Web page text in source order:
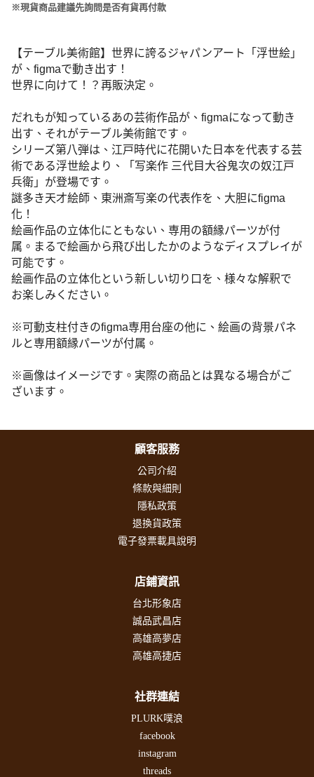
※現貨商品建議先詢問是否有貨再付款
【テーブル美術館】世界に誇るジャパンアート「浮世絵」
が、figmaで動き出す！
世界に向けて！？再販決定。
だれもが知っているあの芸術作品が、figmaになって動き
出す、それがテーブル美術館です。
シリーズ第八弾は、江戸時代に花開いた日本を代表する芸
術である浮世絵より、「写楽作 三代目大谷鬼次の奴江戸
兵衛」が登場です。
謎多き天才絵師、東洲斎写楽の代表作を、大胆にfigma
化！
絵画作品の立体化にともない、専用の額縁パーツが付
属。まるで絵画から飛び出したかのようなディスプレイが
可能です。
絵画作品の立体化という新しい切り口を、様々な解釈で
お楽しみください。
※可動支柱付きのfigma専用台座の他に、絵画の背景パネ
ルと専用額縁パーツが付属。
※画像はイメージです。実際の商品とは異なる場合がご
ざいます。
顧客服務
公司介紹
條款與細則
隱私政策
退換貨政策
電子發票載具說明
店鋪資訊
台北形象店
誠品武昌店
高雄高夢店
高雄高捷店
社群連結
PLURK噗浪
facebook
instagram
threads